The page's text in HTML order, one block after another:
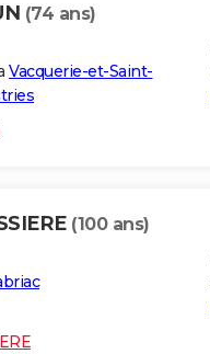
(74 ans)
Vacquerie-et-Saint-
(100 ans)